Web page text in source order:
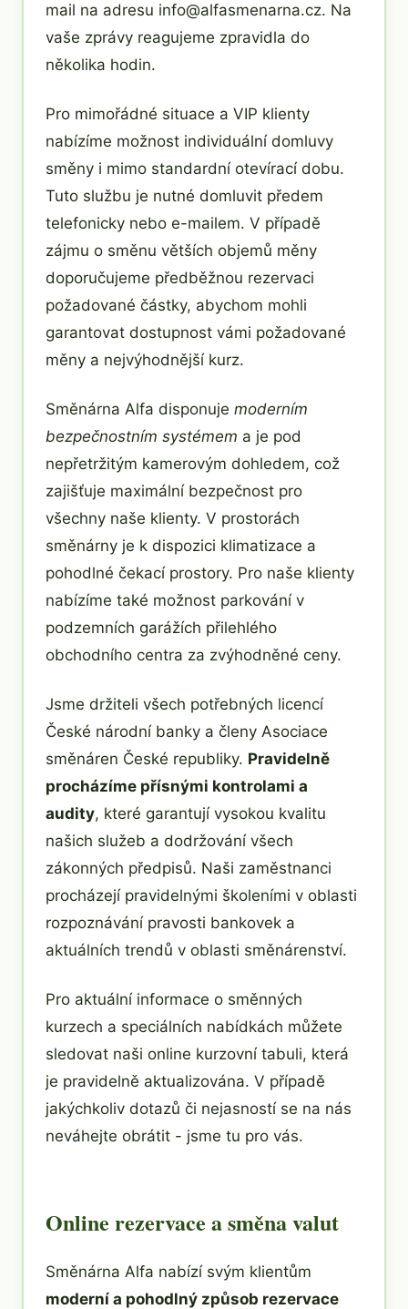
mail na adresu info@alfasmenarna.cz. Na
vaše zprávy reagujeme zpravidla do
několika hodin.
Pro mimořádné situace a VIP klienty
nabízíme možnost individuální domluvy
směny i mimo standardní otevírací dobu.
Tuto službu je nutné domluvit předem
telefonicky nebo e-mailem. V případě
zájmu o směnu větších objemů měny
doporučujeme předběžnou rezervaci
požadované částky, abychom mohli
garantovat dostupnost vámi požadované
měny a nejvýhodnější kurz.
Směnárna Alfa disponuje moderním
bezpečnostním systémem a je pod
nepřetržitým kamerovým dohledem, což
zajišťuje maximální bezpečnost pro
všechny naše klienty. V prostorách
směnárny je k dispozici klimatizace a
pohodlné čekací prostory. Pro naše klienty
nabízíme také možnost parkování v
podzemních garážích přilehlého
obchodního centra za zvýhodněné ceny.
Jsme držiteli všech potřebných licencí
České národní banky a členy Asociace
směnáren České republiky. Pravidelně
procházíme přísnými kontrolami a
audity, které garantují vysokou kvalitu
našich služeb a dodržování všech
zákonných předpisů. Naši zaměstnanci
procházejí pravidelnými školeními v oblasti
rozpoznávání pravosti bankovek a
aktuálních trendů v oblasti směnárenství.
Pro aktuální informace o směnných
kurzech a speciálních nabídkách můžete
sledovat naši online kurzovní tabuli, která
je pravidelně aktualizována. V případě
jakýchkoliv dotazů či nejasností se na nás
neváhejte obrátit - jsme tu pro vás.
Online rezervace a směna valut
Směnárna Alfa nabízí svým klientům
moderní a pohodlný způsob rezervace